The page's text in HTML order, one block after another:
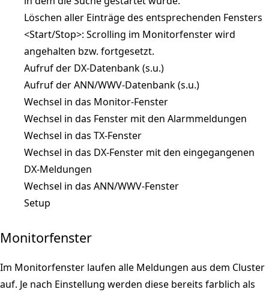
Löschen aller Einträge des entsprechenden Fensters
<Start/Stop>: Scrolling im Monitorfenster wird
angehalten bzw. fortgesetzt.
Aufruf der DX-Datenbank (s.u.)
Aufruf der ANN/WWV-Datenbank (s.u.)
Wechsel in das Monitor-Fenster
Wechsel in das Fenster mit den Alarmmeldungen
Wechsel in das TX-Fenster
Wechsel in das DX-Fenster mit den eingegangenen
DX-Meldungen
Wechsel in das ANN/WWV-Fenster
Setup
Monitorfenster
Im Monitorfenster laufen alle Meldungen aus dem Cluster
auf. Je nach Einstellung werden diese bereits farblich als